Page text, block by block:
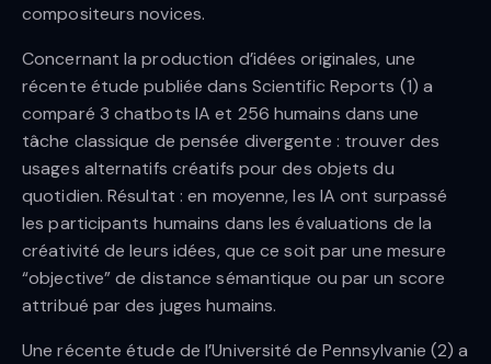
compositeurs novices.
Concernant la production d’idées originales, une
récente étude publiée dans Scientific Reports (1) a
comparé 3 chatbots IA et 256 humains dans une
tâche classique de pensée divergente : trouver des
usages alternatifs créatifs pour des objets du
quotidien. Résultat : en moyenne, les IA ont surpassé
les participants humains dans les évaluations de la
créativité de leurs idées, que ce soit par une mesure
“objective” de distance sémantique ou par un score
attribué par des juges humains.
Une récente étude de l’Université de Pennsylvanie (2) a